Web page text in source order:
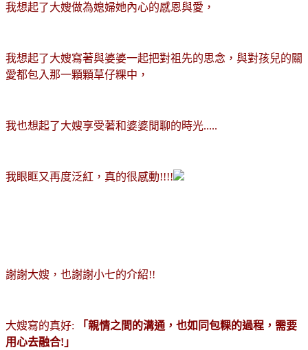
我想起了大嫂做為媳婦她內心的感恩與愛，
我想起了大嫂寫著與婆婆一起把對祖先的思念，與對孩兒的關
愛都包入那一顆顆草仔粿中，
我也想起了大嫂享受著和婆婆閒聊的時光.....
我眼眶又再度泛紅，真的很感動!!!!
謝謝大嫂，也謝謝小七的介紹!!
大嫂寫的真好:
「親情之間的溝通，也如同包粿的過程，需要
用心去融合!」